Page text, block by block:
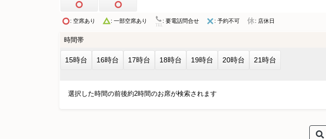
: 空席あり : 一部空席あり : 要電話問合せ : 予約不可 : 店休日
時間帯
15時台 16時台 17時台 18時台 19時台 20時台 21時台
選択した時間の前後約2時間のお席が検索されます